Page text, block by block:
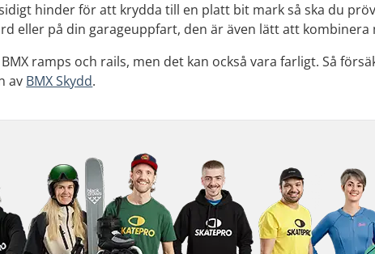
hinder för att krydda till en platt bit mark så ska du
eller på din garageuppfart, den är även lätt att
ramps och rails, men det kan också vara farligt. Så
av BMX Skydd.